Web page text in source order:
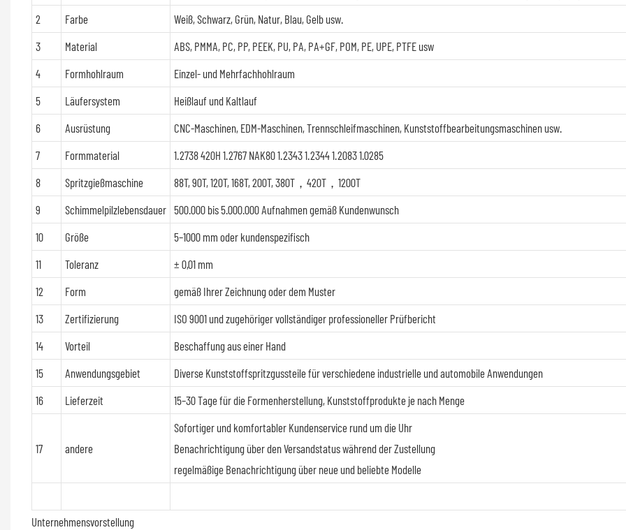
2
Farbe
Weiß, Schwarz, Grün, Natur, Blau, Gelb usw.
3
Material
ABS, PMMA, PC, PP, PEEK, PU, ​​PA, PA+GF, POM, PE, UPE, PTFE usw
4
Formhohlraum
Einzel- und Mehrfachhohlraum
5
Läufersystem
Heißlauf und Kaltlauf
6
Ausrüstung
CNC-Maschinen, EDM-Maschinen, Trennschleifmaschinen, Kunststoffbearbeitungsmaschinen usw.
7
Formmaterial
1.2738 420H 1.2767 NAK80 1.2343 1.2344 1.2083 1.0285
8
Spritzgießmaschine
88T, 90T, 120T, 168T, 200T, 380T，420T，1200T
9
Schimmelpilzlebensdauer
500.000 bis 5.000.000 Aufnahmen gemäß Kundenwunsch
10
Größe
5–1000 mm oder kundenspezifisch
11
Toleranz
± 0,01 mm
12
Form
gemäß Ihrer Zeichnung oder dem Muster
13
Zertifizierung
ISO 9001 und zugehöriger vollständiger professioneller Prüfbericht
14
Vorteil
Beschaffung aus einer Hand
15
Anwendungsgebiet
Diverse Kunststoffspritzgussteile für verschiedene industrielle und automobile Anwendungen
16
Lieferzeit 15–30 Tage für die Formenherstellung, Kunststoffprodukte je nach Menge
17 andere
Sofortiger und komfortabler Kundenservice rund um die Uhr
Benachrichtigung über den Versandstatus während der Zustellung
regelmäßige Benachrichtigung über neue und beliebte Modelle
Unternehmensvorstellung